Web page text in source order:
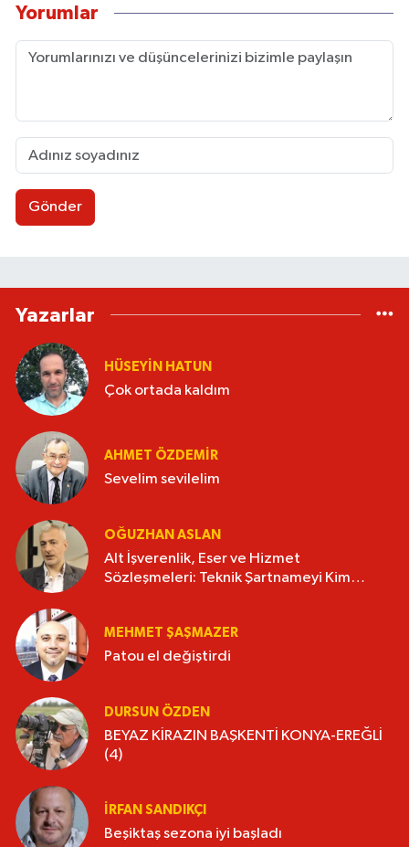
Yorumlar
Gönder
Yazarlar
HÜSEYIN HATUN
Çok ortada kaldım
AHMET ÖZDEMIR
Sevelim sevilelim
OĞUZHAN ASLAN
Alt İşverenlik, Eser ve Hizmet
Sözleşmeleri: Teknik Şartnameyi Kim
MEHMET ŞAŞMAZER
Patou el değiştirdi
DURSUN ÖZDEN
BEYAZ KİRAZIN BAŞKENTİ KONYA-EREĞLİ
(4)
İRFAN SANDIKÇI
Beşiktaş sezona iyi başladı